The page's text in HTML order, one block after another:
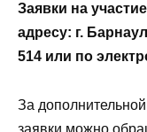
Заявки на
адресу: г.
514 или по
За
заявки можно